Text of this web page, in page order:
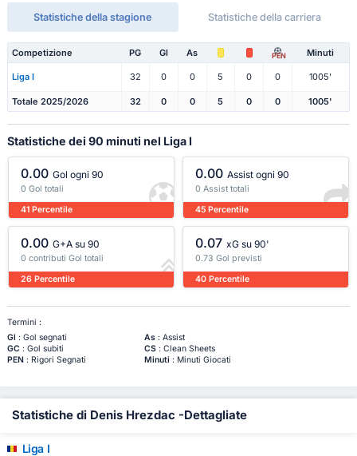
Statistiche della stagione Statistiche della carriera
Competizione PG Gl As PEN Minuti
Liga I 32 0 0 5 0 0 1005'
Totale 2025/2026 32 0 0 5 0 0 1005'
Statistiche dei 90 minuti nel Liga I
0.00 Gol ogni 90
0 Gol totali
41 Percentile
0.00 Assist ogni 90
0 Assist totali
45 Percentile
0.00 G+A su 90
0 contributi Gol totali
26 Percentile
0.07 xG su 90'
0.73 Gol previsti
40 Percentile
Termini :
Gl : Gol segnati As: Assist
GC : Gol subiti CS: Clean Sheets
PEN: Rigori Segnati Minuti : Minuti Giocati
Statistiche di Denis Hrezdac -Dettagliate
Liga I